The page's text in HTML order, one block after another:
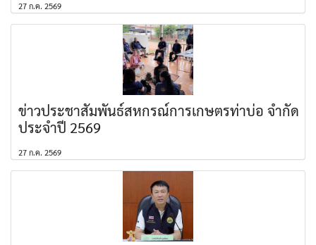
27 ก.ค. 2569
ข่าวประชาสัมพันธ์สหกรณ์การเกษตรท่าบ่อ จำกัด
ประจำปี 2569
27 ก.ค. 2569